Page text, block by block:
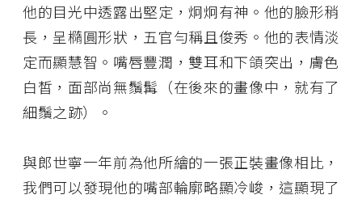
他的目光中透露出堅定，炯炯有神。他的臉形稍
長，呈橢圓形狀，五官勻稱且俊秀。他的表情淡
定而顯慧智。嘴唇豐潤，雙耳和下頜突出，膚色
白皙，面部尚無鬚髯（在後來的畫像中，就有了
細鬚之跡）。
與郎世寧一年前為他所繪的一張正裝畫像相比，
我們可以發現他的嘴部輪廓略顯冷峻，這顯現了